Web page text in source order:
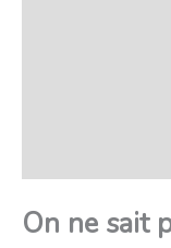
On ne sait